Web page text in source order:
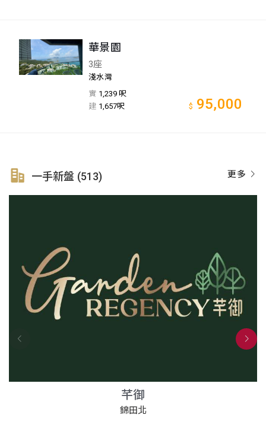
華景園
3座
淺水灣
實 1,239 呎
建 1,657呎 $ 95,000
更多
一手新盤 (513)
芊御
錦田北